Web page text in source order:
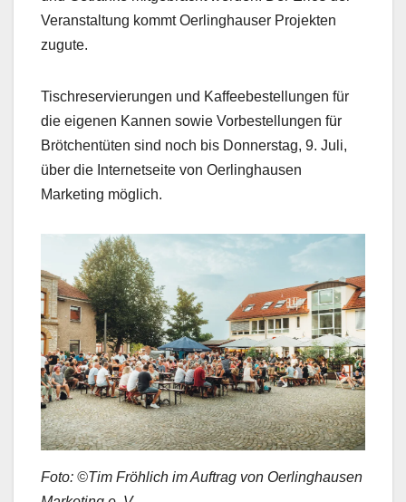
Veranstaltung kommt Oerlinghauser Projekten
zugute.
Tischreservierungen und Kaffeebestellungen für
die eigenen Kannen sowie Vorbestellungen für
Brötchentüten sind noch bis Donnerstag, 9. Juli,
über die Internetseite von Oerlinghausen
Marketing möglich.
Foto: ©Tim Fröhlich im Auftrag von Oerlinghausen